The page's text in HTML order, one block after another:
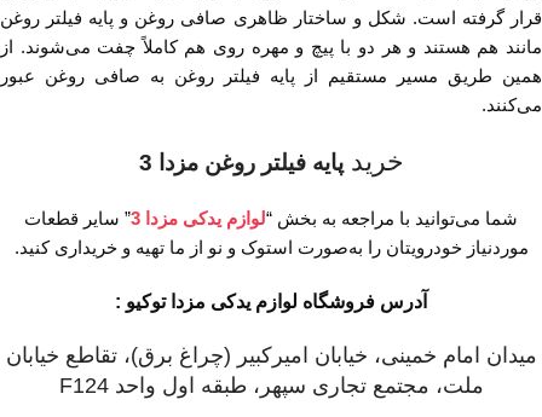
قرار گرفته است. شکل و ساختار ظاهری صافی روغن و پایه فیلتر روغن
مانند هم هستند و هر دو با پیچ و مهره روی هم کاملاً چفت می‌شوند. از
همین طریق مسیر مستقیم از پایه فیلتر روغن به صافی روغن عبور
می‌کنند.
خریدپایه فیلتر روغن مزدا 3
شما می‌توانید با مراجعه به بخش “لوازم یدکی مزدا 3
” سایر قطعات
موردنیاز خودرویتان را به‌صورت استوک و نو از ما تهیه و خریداری کنید.
آدرس فروشگاه لوازم یدکی مزدا توکیو :
میدان امام خمینی، خیابان امیرکبیر (چراغ برق)، تقاطع خیابان
ملت، مجتمع تجاری سپهر، طبقه اول واحد F124